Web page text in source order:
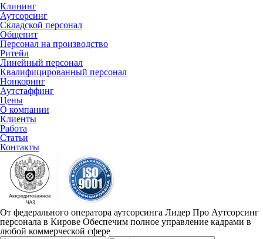
Клининг
Аутсорсинг
Складской персонал
Общепит
Персонал на производство
Ритейл
Линейный персонал
Квалифицированный персонал
Нонкоринг
Аутстаффинг
Цены
О компании
Клиенты
Работа
Статьи
Контакты
От федерального оператора аутсорсинга Лидер Про Аутсорсинг
персонала в Кирове Обеспечим полное управление кадрами в
любой коммерческой сфере